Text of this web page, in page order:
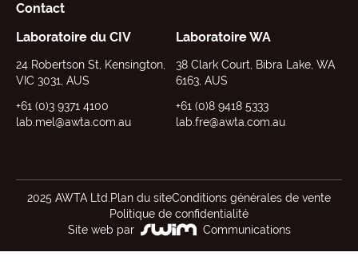
Contact
Laboratoire du CIV
24 Robertson St, Kensington,
VIC 3031, AUS
+61 (0)3 9371 4100
lab.mel@awta.com.au
Laboratoire WA
38 Clark Court, Bibra Lake, WA
6163, AUS
+61 (0)8 9418 5333
lab.fre@awta.com.au
2025 AWTA Ltd. Plan du siteConditions générales de vente
Politique de confidentialité
Site web par
Communications